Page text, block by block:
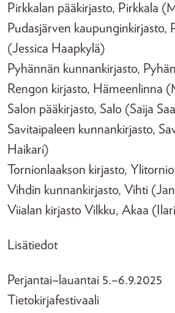
Pirkkalan pääkirjasto, Pirkkala
Pudasjärven kaupunginkirjasto,
(Jessica Haapkylä)
Pyhännän kunnankirjasto,
Rengon kirjasto, Hämeenlinna
Salon pääkirjasto, Salo (Saija
Savitaipaleen kunnankirjasto,
Haikari)
Tornionlaakson kirjasto,
Vihdin kunnankirjasto, Vihti
Viialan kirjasto Vilkku, Akaa
Lisätiedot
Perjantai–lauantai 5.–6.9.2025
Tietokirjafestivaali